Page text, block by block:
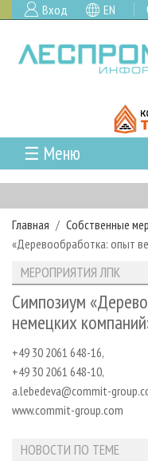
Вход EN
☰ Меню
ГЛАВНАЯ
РУБРИКИ И ТЕМЫ
РУБРИКИ ЖУРНАЛА
ЛЕСОЗАГОТОВКА
ЛЕСОПИЛЕНИЕ
СУШКА ДРЕВЕСИНЫ
ПРОИЗВОДСТВО
ДЕРЕВЯННОЕ
ПРОИЗВОДСТВО
НОВОСТИ
НОВОСТИ ЛПК
НОВОСТИ ЖУРНАЛА
ПРОЕКТЫ ЛПИ
АНАЛИТИКА
ПРЕДПРИЯТИЯ ЛПК
ПЕРСОНЫ
МОБИЛЬНЫЕ
ОФИЦИАЛЬНЫЕ
ПРИОРИТЕТНЫЕ
АРХИВ ЖУРНАЛОВ
СТАТЬИ
О ЖУРНАЛЕ
ПОДПИСКА
КОНТАКТЫ
РЕКЛАМОДАТЕЛЯМ
РЕКЛАМА
РЕКЛАМА НА САЙТЕ
Главная Собственные
«Деревообработка: опыт
МЕРОПРИЯТИЯ ЛПК
Симпозиум
немецких
+49 30 2061 648-16,
+49 30 2061 648-10,
a.lebedeva@commit-
www.commit-group.com
НОВОСТИ ПО ТЕМЕ